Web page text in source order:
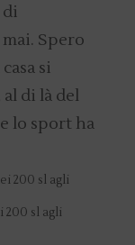
di
Spero
si
di là del
lo sport ha
200 sl agli